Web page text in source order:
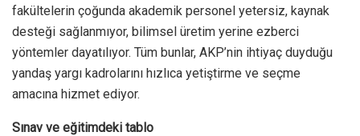
fakültelerin çoğunda akademik personel yetersiz, kaynak
desteği sağlanmıyor, bilimsel üretim yerine ezberci
yöntemler dayatılıyor. Tüm bunlar, AKP’nin ihtiyaç duyduğu
yandaş yargı kadrolarını hızlıca yetiştirme ve seçme
amacına hizmet ediyor.
Sınav ve eğitimdeki tablo